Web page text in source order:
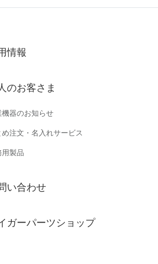
情報
のお客さま
機器のお知らせ
め注文・名入れサービス
用製品
い合わせ
ガーパーツショップ